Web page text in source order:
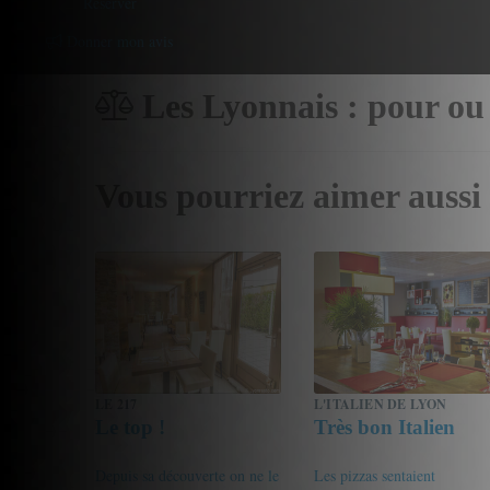
Les Lyonnais : pour
Vous pourriez aimer aussi
Depuis sa découverte on ne le
L'ITALIEN DE LYON
Très bon Italien
Les pizzas sentaient